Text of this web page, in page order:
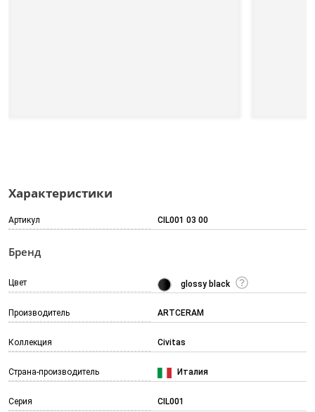
Характеристики
Артикул CIL001 03 00
Бренд
Цвет glossy black
Производитель ARTCERAM
Коллекция Civitas
Страна-производитель Италия
Серия CIL001